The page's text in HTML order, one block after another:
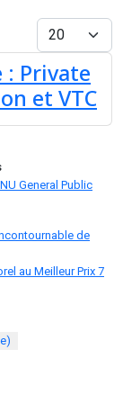
Afficher #
: Private
et VTC
General Public
de
au Meilleur Prix 7